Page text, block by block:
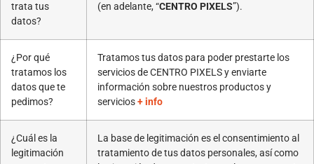
trata tus
datos?
(en adelante, “CENTRO PIXELS”).
¿Por qué
tratamos los
datos que te
pedimos?
Tratamos tus datos para poder prestarte los
servicios de CENTRO PIXELS y enviarte
información sobre nuestros productos y
servicios+ info
¿Cuál es la
legitimación
La base de legitimación es el consentimiento al
tratamiento de tus datos personales, así como